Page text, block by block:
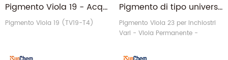
Pigmento Viola 19 - Acquista dal fornitore di pigmenti organici PV19 resistenti alla luce
Pigmento Viola 19 (TV19-T4)
Pigmento di tipo universale Viola 23 per inchiostri serigrafici offset Flexo UV
Pigmento Viola 23 per Inchiostri
Vari - Viola Permanente -